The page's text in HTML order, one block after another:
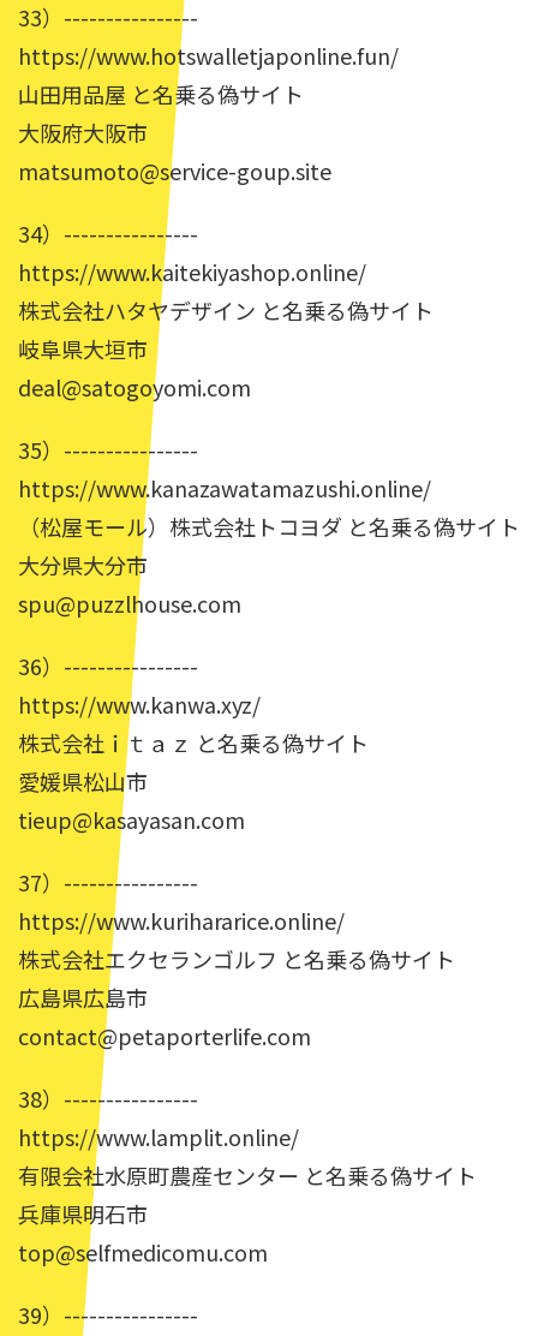
33）----------------
https://www.hotswalletjaponline.fun/
山田用品屋 と名乗る偽サイト
大阪府大阪市
matsumoto@service-goup.site
34）----------------
https://www.kaitekiyashop.online/
株式会社ハタヤデザイン と名乗る偽サイト
岐阜県大垣市
deal@satogoyomi.com
35）----------------
https://www.kanazawatamazushi.online/
（松屋モール）株式会社トコヨダ と名乗る偽サイト
大分県大分市
spu@puzzlhouse.com
36）----------------
https://www.kanwa.xyz/
株式会社ｉｔａｚ と名乗る偽サイト
愛媛県松山市
tieup@kasayasan.com
37）----------------
https://www.kurihararice.online/
株式会社エクセランゴルフ と名乗る偽サイト
広島県広島市
contact@petaporterlife.com
38）----------------
https://www.lamplit.online/
有限会社水原町農産センター と名乗る偽サイト
兵庫県明石市
top@selfmedicomu.com
39）----------------